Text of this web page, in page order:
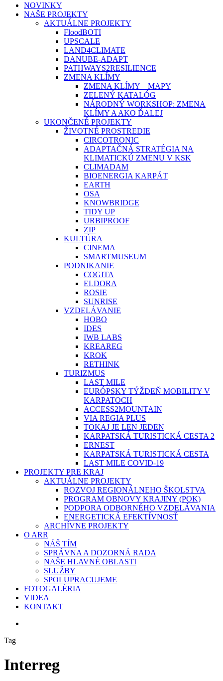
search
Menu
NOVINKY
NAŠE PROJEKTY
AKTUÁLNE PROJEKTY
FloodBOTI
UPSCALE
LAND4CLIMATE
DANUBE-ADAPT
PATHWAYS2RESILIENCE
ZMENA KLÍMY
ZMENA KLÍMY – MAPY
ZELENÝ KATALÓG
NÁRODNÝ WORKSHOP: ZMENA
KLÍMY A AKO ĎALEJ
UKONČENÉ PROJEKTY
ŽIVOTNÉ PROSTREDIE
CIRCOTRONIC
ADAPTAČNÁ STRATÉGIA NA
KLIMATICKÚ ZMENU V KSK
CLIMADAM
BIOENERGIA KARPÁT
EARTH
OSA
KNOWBRIDGE
TIDY UP
URBIPROOF
ZIP
KULTÚRA
CINEMA
SMARTMUSEUM
PODNIKANIE
COGITA
ELDORA
ROSIE
SUNRISE
VZDELÁVANIE
HOBO
IDES
IWB LABS
KREAREG
KROK
RETHINK
TURIZMUS
LAST MILE
EURÓPSKY TÝŽDEŇ MOBILITY V
KARPATOCH
ACCESS2MOUNTAIN
VIA REGIA PLUS
TOKAJ JE LEN JEDEN
KARPATSKÁ TURISTICKÁ CESTA 2
ERNEST
KARPATSKÁ TURISTICKÁ CESTA
LAST MILE COVID-19
PROJEKTY PRE KRAJ
AKTUÁLNE PROJEKTY
ROZVOJ REGIONÁLNEHO ŠKOLSTVA
PROGRAM OBNOVY KRAJINY (POK)
PODPORA ODBORNÉHO VZDELÁVANIA
ENERGETICKÁ EFEKTÍVNOSŤ
ARCHÍVNE PROJEKTY
O ARR
NÁŠ TÍM
SPRÁVNA A DOZORNÁ RADA
NAŠE HLAVNÉ OBLASTI
SLUŽBY
SPOLUPRACUJEME
FOTOGALÉRIA
VIDEA
KONTAKT
Tag
Interreg